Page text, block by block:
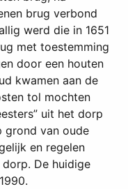
brug verbond
werd die in 1651
met toestemming
door een houten
kwamen aan de
tol mochten
uit het dorp
grond van oude
en regelen
De huidige